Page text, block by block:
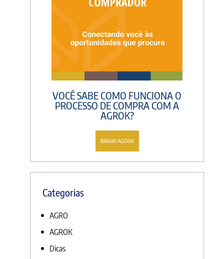
VOCÊ SABE COMO FUNCIONA O
PROCESSO DE COMPRA COM A
AGROK?
BAIXAR AGORA!
Categorias
AGRO
AGROK
Dicas